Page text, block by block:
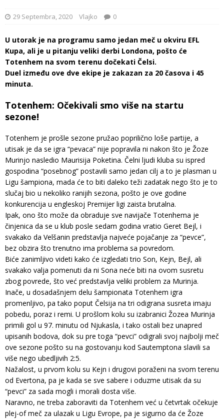
29 Septembra, 2020 Vlajko 0
U utorak je na programu samo jedan meč u okviru EFL
Kupa, ali je u pitanju veliki derbi Londona, pošto će
Totenhem na svom terenu dočekati Čelsi.
Duel između ove dve ekipe je zakazan za 20 časova i 45
minuta.
Totenhem: Očekivali smo više na startu
sezone!
Totenhem je prošle sezone pružao poprilično loše partije, a
utisak je da se igra “pevaca” nije popravila ni nakon što je Žoze
Murinjo nasledio Maurisija Poketina. Čelni ljudi kluba su ispred
gospodina “posebnog” postavili samo jedan cilj a to je plasman u
Ligu šampiona, mada će to biti daleko teži zadatak nego što je to
slučaj bio u nekoliko ranijih sezona, pošto je ove godine
konkurencija u engleskoj Premijer ligi zaista brutalna.
Ipak, ono što može da obraduje sve navijače Totenhema je
činjenica da se u klub posle sedam godina vratio Geret Bejl, i
svakako da Velšanin predstavlja najveće pojačanje za “pevce”,
bez obzira što trenutno ima problema sa povredom.
Biće zanimljivo videti kako će izgledati trio Son, Kejn, Bejl, ali
svakako valja pomenuti da ni Sona neće biti na ovom susretu
zbog povrede, što već predstavlja veliki problem za Murinja.
Inače, u dosadašnjem delu šampionata Totenhem igra
promenljivo, pa tako poput Čelsija na tri odigrana susreta imaju
pobedu, poraz i remi. U prošlom kolu su izabranici Žozea Murinja
primili gol u 97. minutu od Njukasla, i tako ostali bez unapred
upisanih bodova, dok su pre toga “pevci” odigrali svoj najbolji meč
ove sezone pošto su na gostovanju kod Sautemptona slavili sa
više nego ubedljivih 2:5.
Nažalost, u prvom kolu su Kejn i drugovi poraženi na svom terenu
od Evertona, pa je kada se sve sabere i oduzme utisak da su
“pevci” za sada mogli i morali dosta više.
Naravno, ne treba zaboraviti da Totenhem već u četvrtak očekuje
plej-of meč za ulazak u Ligu Evrope, pa je sigurno da će Žoze